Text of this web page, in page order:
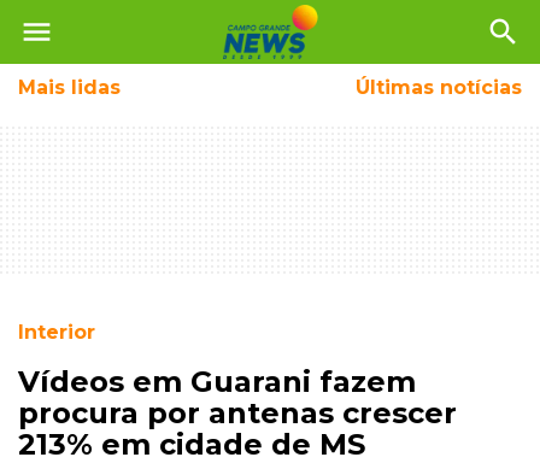
menu search
Mais lidas Últimas notícias
Interior
Vídeos em Guarani fazem
procura por antenas crescer
213% em cidade de MS